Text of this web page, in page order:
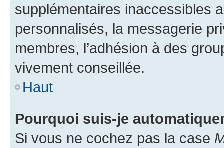
supplémentaires inaccessibles
personnalisés, la messagerie
membres, l’adhésion à des
vivement conseillée.
Haut
Pourquoi suis-je
Si vous ne cochez pas la case